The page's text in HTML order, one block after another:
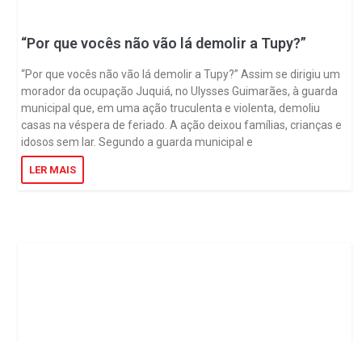
“Por que vocês não vão lá demolir a Tupy?”
“Por que vocês não vão lá demolir a Tupy?” Assim se dirigiu um
morador da ocupação Juquiá, no Ulysses Guimarães, à guarda
municipal que, em uma ação truculenta e violenta, demoliu
casas na véspera de feriado. A ação deixou famílias, crianças e
idosos sem lar. Segundo a guarda municipal e
LER MAIS